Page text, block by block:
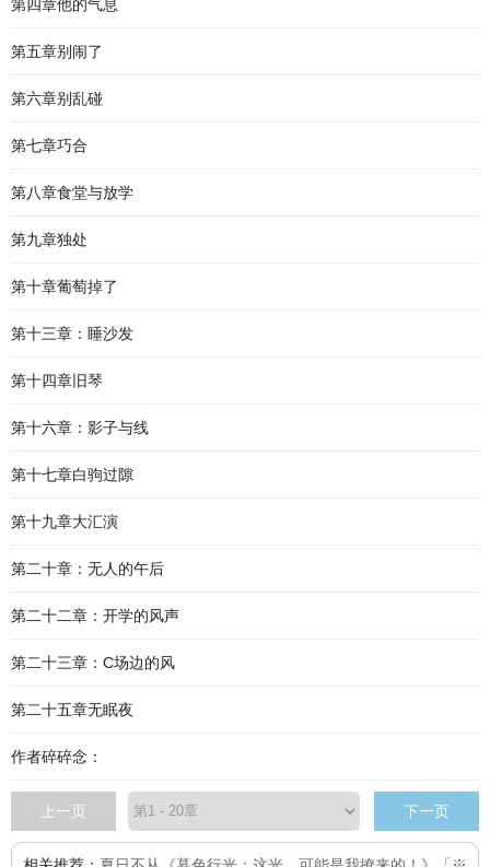
第四章他的气息
第五章别闹了
第六章别乱碰
第七章巧合
第八章食堂与放学
第九章独处
第十章葡萄掉了
第十三章：睡沙发
第十四章旧琴
第十六章：影子与线
第十七章白驹过隙
第十九章大汇演
第二十章：无人的午后
第二十二章：开学的风声
第二十三章：C场边的风
第二十五章无眠夜
作者碎碎念：
上一页 下一页